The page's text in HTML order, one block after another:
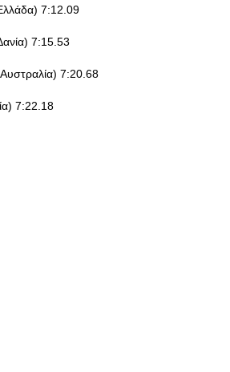
7:12.09
7:15.53
7:20.68
7:22.18